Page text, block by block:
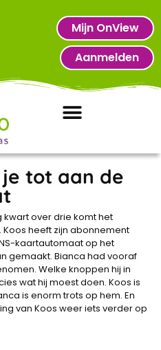
Mijn OnView
Aanmelden
je tot aan de
kwart over drie komt het
heeft zijn abonnement
kaartautomaat op het
gemaakt. Bianca had vooraf
Welke knoppen hij in
wat hij moest doen. Koos is
is enorm trots op hem. En
van Koos weer iets verder op